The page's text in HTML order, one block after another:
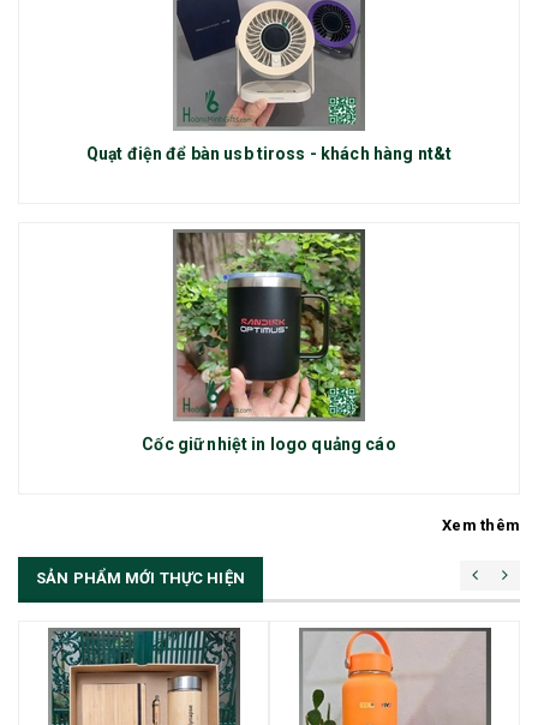
Quạt điện để bàn usb tiross - khách hàng nt&t
Cốc giữ nhiệt in logo quảng cáo
Xem thêm
SẢN PHẨM MỚI THỰC HIỆN